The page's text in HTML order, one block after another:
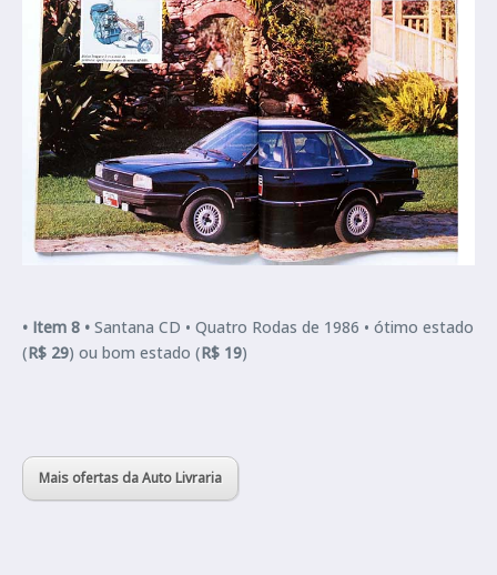
• Item 8 • Santana CD • Quatro Rodas de 1986 • ótimo estado
(R$ 29) ou bom estado (R$ 19)
Mais ofertas da Auto Livraria